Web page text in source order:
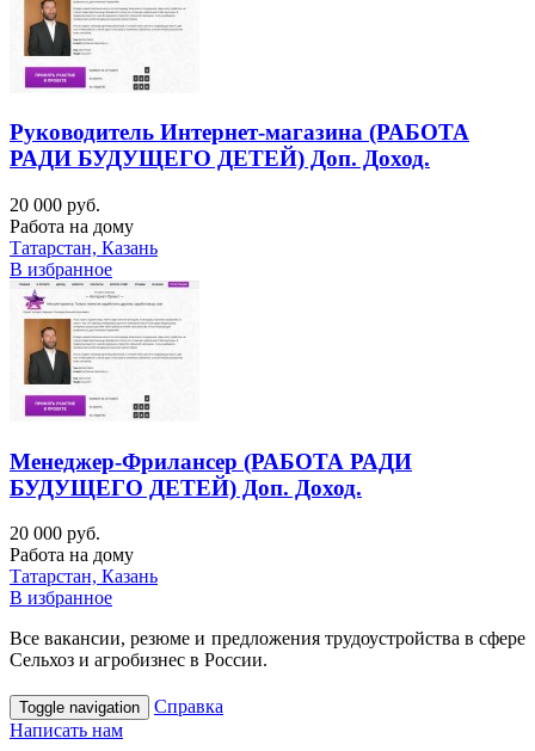
Руководитель Интернет-магазина (РАБОТА
РАДИ БУДУЩЕГО ДЕТЕЙ) Доп. Доход.
20 000 руб.
Работа на дому
Татарстан, Казань
В избранное
Менеджер-Фрилансер (РАБОТА РАДИ
БУДУЩЕГО ДЕТЕЙ) Доп. Доход.
20 000 руб.
Работа на дому
Татарстан, Казань
В избранное
Все вакансии, резюме и предложения трудоустройства в сфере
Сельхоз и агробизнес в России.
Toggle navigation
Справка
Написать нам